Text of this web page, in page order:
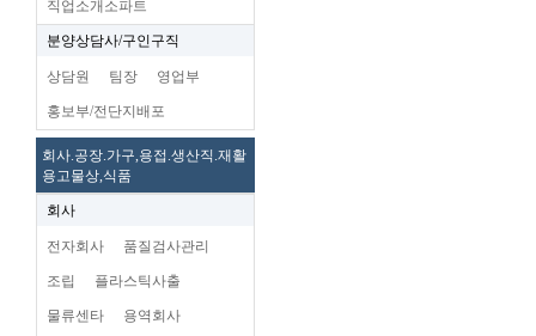
직업소개소파트
분양상담사/구인구직
상담원 팀장 영업부
홍보부/전단지배포
회사.공장.가구,용접.생산직.재활
용고물상,식품
회사
전자회사 품질검사관리
조립 플라스틱사출
물류센타 용역회사